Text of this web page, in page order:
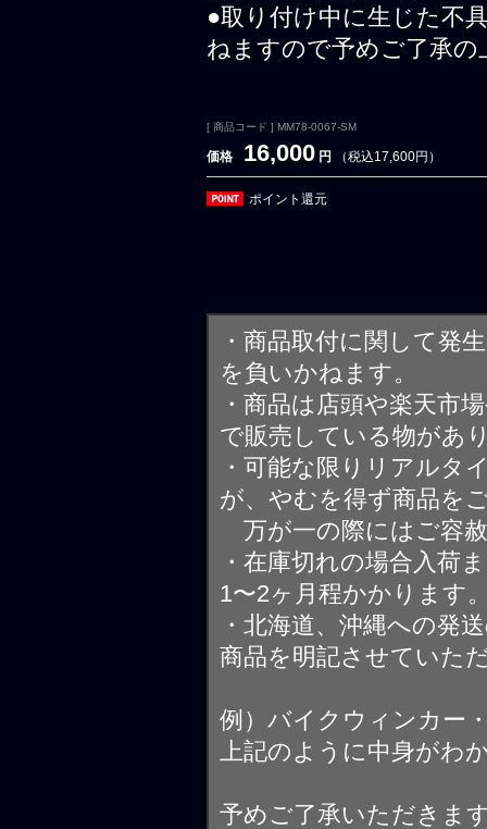
●取り付け中に生じた不
ねますので予めご了承
[ 商品コード ] MM78-0067-SM
価格 16,000 円 （税込17,600円）
ポイント還元
・商品取付に関して発
を負いかねます。
・商品は店頭や楽天市
で販売している物があ
・可能な限りリアルタ
が、やむを得ず商品を
万が一の際にはご容
・在庫切れの場合入荷
1〜2ヶ月程かかります
・北海道、沖縄への発
商品を明記させていた
例）バイクウィンカー
上記のように中身がわ
予めご了承いただきま